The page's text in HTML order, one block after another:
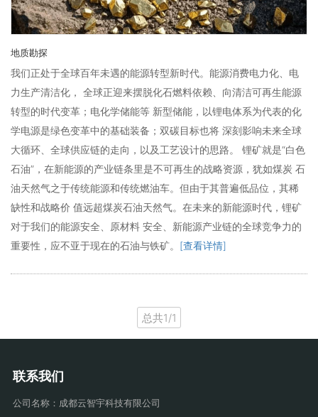
地质勘探
我们正处于全球百年未遇的能源转型新时代。能源消费电力化、电
力生产清洁化， 全球正迎来摆脱化石燃料依赖、向清洁可再生能源
转型的时代变革；电化学储能等 新型储能，以锂电体系为代表的化
学电源是绿色变革中的基础装备；双碳目标也将 深刻影响未来全球
大循环、全球供应链的走向，以及工艺设计的思路。 锂矿就是“白色
石油”，在新能源的产业链条里是不可再生的战略资源，犹如煤炭 石
油天然气之于传统能源和传统燃油车。但由于其普遍低品位，其稀
缺性和战略价 值远超煤炭石油天然气。在未来的新能源时代，锂矿
对于我们的能源安全、原材料 安全、新能源产业链的全球竞争力的
重要性，应不亚于现在的石油与铁矿。 [查看详情]
总共1/1
联系我们
公司名称：成都云智宇科技有限公司